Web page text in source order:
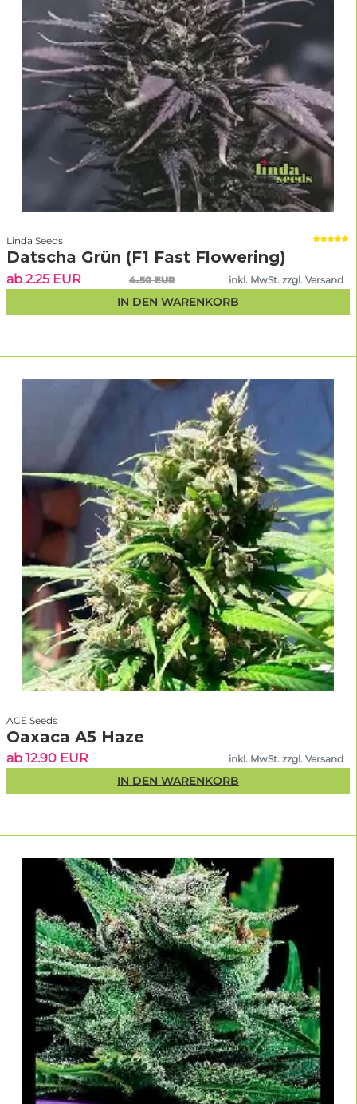
Linda Seeds
Datscha Grün (F1 Fast Flowering)
ab 2.25 EUR 4.50 EUR inkl. MwSt. zzgl. Versand
IN DEN WARENKORB
ACE Seeds
Oaxaca A5 Haze
ab 12.90 EUR inkl. MwSt. zzgl. Versand
IN DEN WARENKORB